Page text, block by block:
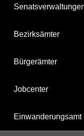
Bezirksämter
Bürgerämter
Jobcenter
Einwanderungsamt